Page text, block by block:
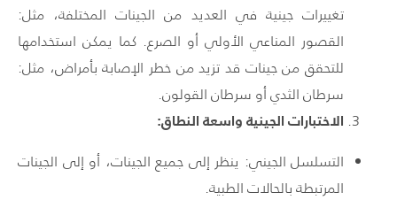
تغييرات جينية في العديد من الجينات المختلفة، مثل:
القصور المناعي الأولي أو الصرع. كما يمكن استخدامها
للتحقق من جينات قد تزيد من خطر الإصابة بأمراض، مثل:
سرطان الثدي أو سرطان القولون.
الاختبارات الجينية واسعة النطاق:
التسلسل الجيني: ينظر إلى جميع الجينات، أو إلى الجينات
المرتبطة بالحالات الطبية.